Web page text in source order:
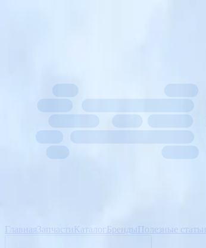
Главная Запчасти КаталогБренды Полезные статьи